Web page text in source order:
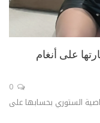
على أنغام
الستوري بحسابها على